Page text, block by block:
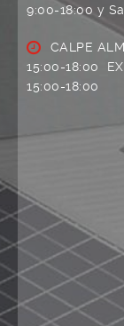
9:00-18:00 y
CALPE
15:00-18:00
15:00-18:00